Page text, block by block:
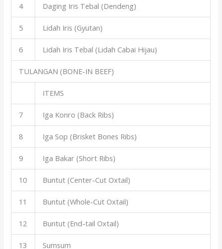
4 Daging Iris Tebal (Dendeng)
5 Lidah Iris (Gyutan)
6 Lidah Iris Tebal (Lidah Cabai Hijau)
TULANGAN (BONE-IN BEEF)
ITEMS
7 Iga Konro (Back Ribs)
8 Iga Sop (Brisket Bones Ribs)
9 Iga Bakar (Short Ribs)
10 Buntut (Center-Cut Oxtail)
11 Buntut (Whole-Cut Oxtail)
12 Buntut (End-tail Oxtail)
13 Sumsum